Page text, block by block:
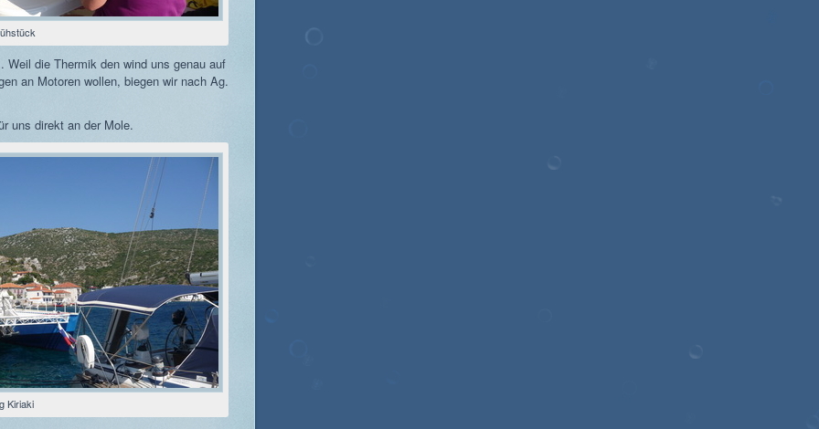
die Thermik den wind uns genau auf
an Motoren wollen, biegen wir nach Ag.
uns direkt an der Mole.
Kiriaki